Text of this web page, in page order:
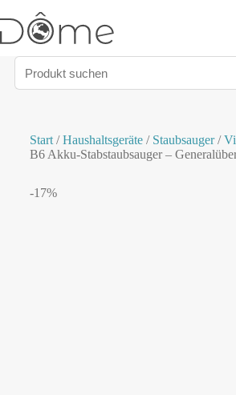
Start/Haushaltsgeräte/ Staubsauger/
B6 Akku-Stabstaubsauger –
-17%